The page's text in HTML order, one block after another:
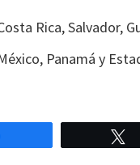
Rica, Salvador,
Panamá y